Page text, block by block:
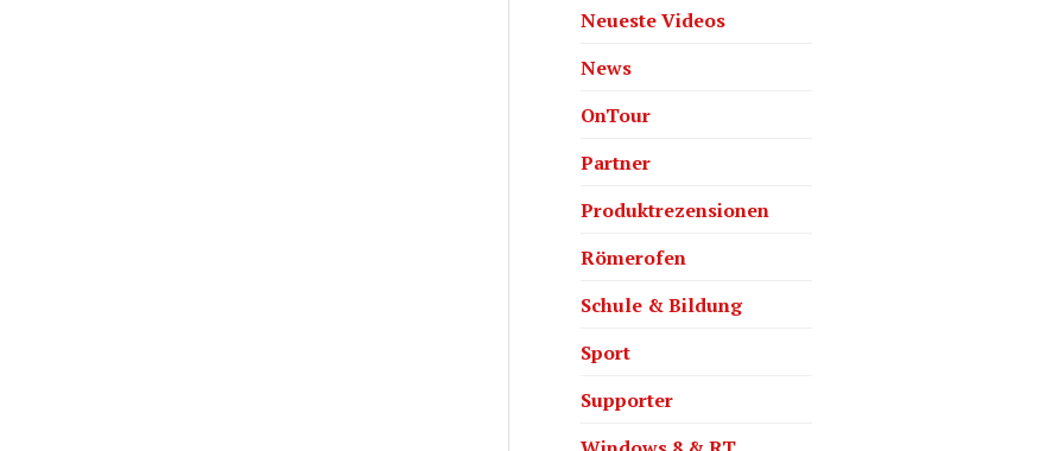
Neueste Videos
News
OnTour
Partner
Produktrezensionen
Römerofen
Schule & Bildung
Sport
Supporter